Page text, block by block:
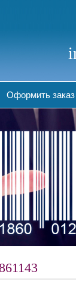
Оформить заказ